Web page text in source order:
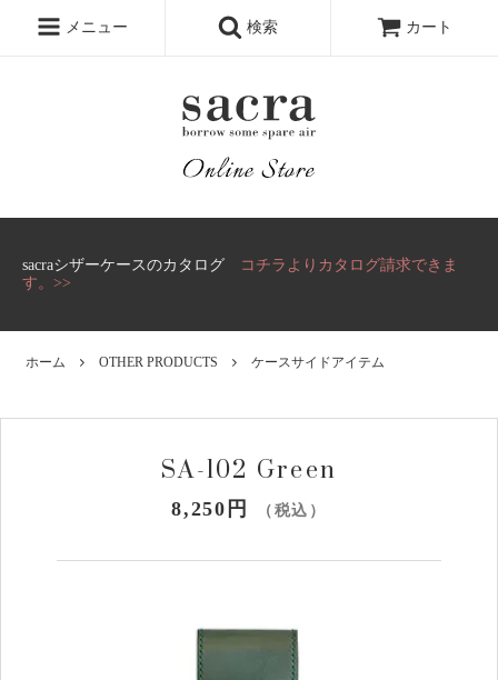
sacraシザーケースのカタログ
コチラよりカタログ請求できま
す。>>
メニュー 検索 カート
ホーム OTHER PRODUCTS ケースサイドアイテム
SA-102 Green
8,250円 （税込）